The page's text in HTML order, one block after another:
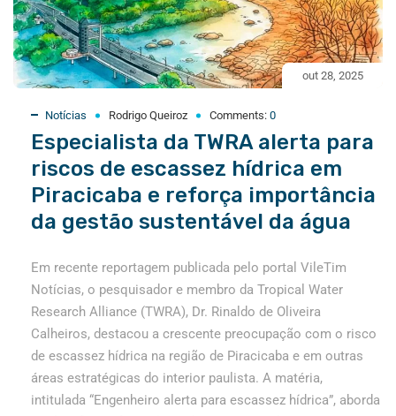
out 28, 2025
Notícias Rodrigo Queiroz Comments: 0
Especialista da TWRA alerta para
riscos de escassez hídrica em
Piracicaba e reforça importância
da gestão sustentável da água
Em recente reportagem publicada pelo portal VileTim
Notícias, o pesquisador e membro da Tropical Water
Research Alliance (TWRA), Dr. Rinaldo de Oliveira
Calheiros, destacou a crescente preocupação com o risco
de escassez hídrica na região de Piracicaba e em outras
áreas estratégicas do interior paulista. A matéria,
intitulada “Engenheiro alerta para escassez hídrica”, aborda